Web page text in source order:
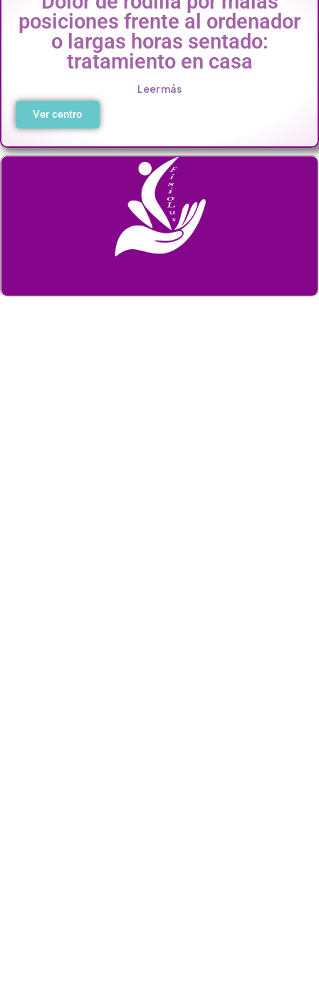
posiciones frente al ordenador
o largas horas sentado:
tratamiento en casa
Leer más
Ver centro